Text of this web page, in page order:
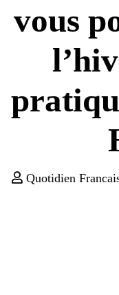
vous
Quotidien